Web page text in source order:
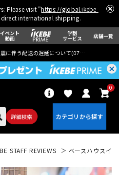
Please visit "https://global.ikebe-
international shipping.
イベント
動画
学割
サービス 店舗一覧
に伴う配送の遅延について(07月29日
詳細検索
0
STAFF REVIEWS ベースハウスイ